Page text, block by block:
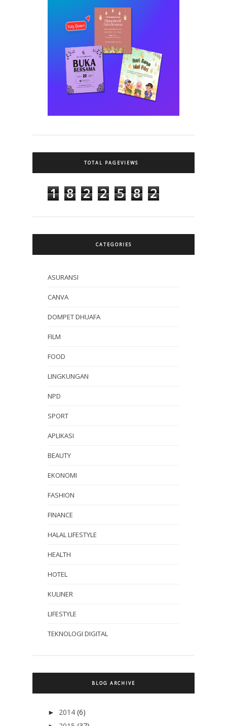
TOTAL PAGEVIEWS
1 8 2 2 5 8 2
CATEGORIES
ASURANSI
CANVA
DOMPET DHUAFA
FILM
FOOD
LINGKUNGAN
NPD
SPORT
APLIKASI
BEAUTY
EKONOMI
FASHION
FINANCE
HALAL LIFESTYLE
HEALTH
HOTEL
KULINER
LIFESTYLE
TEKNOLOGI DIGITAL
BLOG ARCHIVE
► 2014 (6)